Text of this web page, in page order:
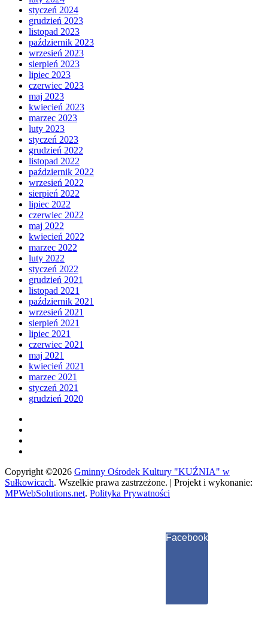
styczeń 2024
grudzień 2023
listopad 2023
październik 2023
wrzesień 2023
sierpień 2023
lipiec 2023
czerwiec 2023
maj 2023
kwiecień 2023
marzec 2023
luty 2023
styczeń 2023
grudzień 2022
listopad 2022
październik 2022
wrzesień 2022
sierpień 2022
lipiec 2022
czerwiec 2022
maj 2022
kwiecień 2022
marzec 2022
luty 2022
styczeń 2022
grudzień 2021
listopad 2021
październik 2021
wrzesień 2021
sierpień 2021
lipiec 2021
czerwiec 2021
maj 2021
kwiecień 2021
marzec 2021
styczeń 2021
grudzień 2020
Copyright ©2026 Gminny Ośrodek Kultury "KUŹNIA" w
Sułkowicach. Wszelkie prawa zastrzeżone. | Projekt i wykonanie:
MPWebSolutions.net. Polityka Prywatności
Facebook